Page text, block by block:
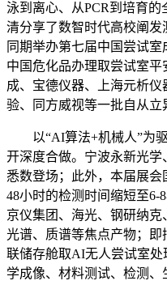
泳到离心、从PCR到培育
清分享了数智时代高校阐
同期举办第七届中国尝试
中国危化品办理取尝试室
成、宝德仪器、上海元析
验、同方威视等一批自从立
以“AI算法+机械人”为驱
开深度合做。宁波永新光
悉数登场；此外，本届展
48小时的检测时间缩短至6-
京仪集团、海光、钢研纳克
光谱、质谱等焦点产物；
联储存舱取AI无人尝试室
学成像、材料测试、检测